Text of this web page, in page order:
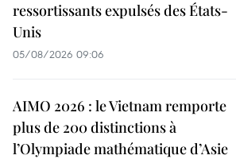
ressortissants expulsés des États-
Unis
05/08/2026 09:06
AIMO 2026 : le Vietnam remporte
plus de 200 distinctions à
l’Olympiade mathématique d’Asie